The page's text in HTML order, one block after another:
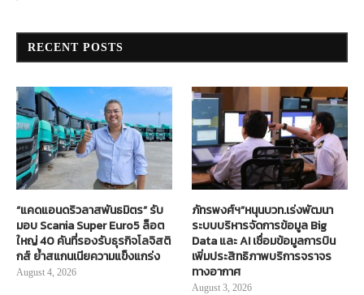
RECENT POSTS
“แคดแอนดริวลาสพันธมิตร” รับ
มอบ Scania Super Euro5 ล็อต
ใหญ่ 40 คันที่รองรับธุรกิจโลจิสติ
กส์ ย้ำสแกนเนียความแข็งแกร่ง
August 4, 2026
ภัทรพงศ์ฯ”หนุนบวท.เร่งพัฒนา
ระบบบริหารจัดการข้อมูล Big
Data และ AI เชื่อมข้อมูลการบิน
เพิ่มประสิทธิภาพบริการจราจร
ทางอากาศ
August 3, 2026